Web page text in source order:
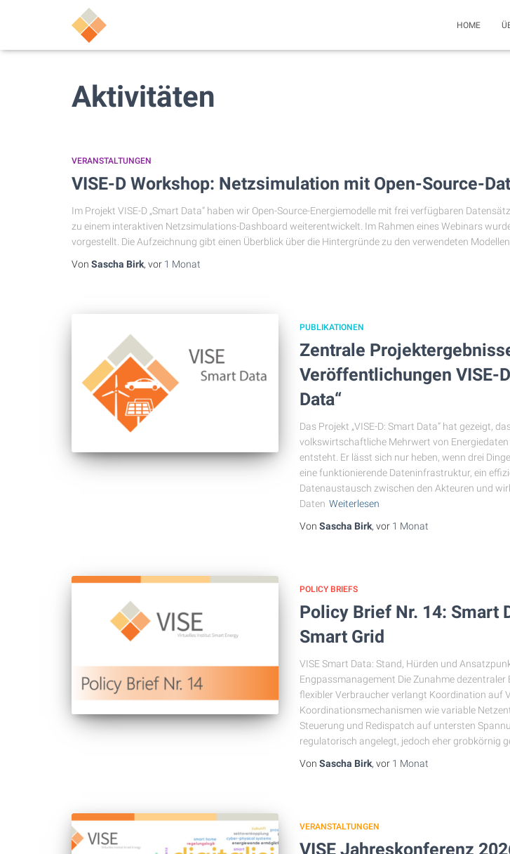
HOME
Aktivitäten
VERANSTALTUNGEN
VISE-D Workshop: Netzsimulation mit Open-Source-
Im Projekt VISE-D „Smart Data“ haben wir Open-Source-Energiemodelle mit frei verfügbaren
zu einem interaktiven Netzsimulations-Dashboard weiterentwickelt. Im Rahmen eines Webinars
vorgestellt. Die Aufzeichnung gibt einen Überblick über die Hintergründe zu den verwendeten
Von Sascha Birk, vor 1 Monat
PUBLIKATIONEN
Zentrale
Veröffentlichungen VISE-
Data“
Das Projekt „VISE-D: Smart Data“ hat gezeigt,
volkswirtschaftliche Mehrwert von
entsteht. Er lässt sich nur heben, wenn drei
eine funktionierende Dateninfrastruktur, ein
Datenaustausch zwischen den Akteuren und
Daten Weiterlesen
Von Sascha Birk, vor 1 Monat
POLICY BRIEFS
Policy Brief Nr. 14: Smart
Smart Grid
VISE Smart Data: Stand, Hürden und
Engpassmanagement Die Zunahme dezentraler
flexibler Verbraucher verlangt Koordination auf
Koordinationsmechanismen wie variable
Steuerung und Redispatch auf untersten
regulatorisch angelegt, jedoch eher grobkörnig
Von Sascha Birk, vor 1 Monat
VERANSTALTUNGEN
VISE Jahreskonferenz